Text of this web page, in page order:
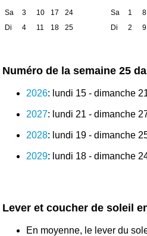
Sa
3 10 17
24
Di
4 11 18 25
Sa
1 8
Di
2 9
Numéro de la semaine 25
2026: lundi 15 - dimanche
2027: lundi 21 - dimanche
2028: lundi 19 - dimanche
2029: lundi 18 - dimanche
Lever et coucher de soleil
En moyenne, le lever du